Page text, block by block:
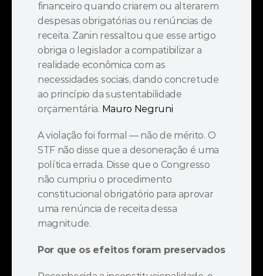
financeiro quando criarem ou alterarem
despesas obrigatórias ou renúncias de
receita. Zanin ressaltou que esse artigo
obriga o legislador a compatibilizar a
realidade econômica com as
necessidades sociais, dando concretude
ao princípio da sustentabilidade
orçamentária. Mauro Negruni
A violação foi formal — não de mérito. O
STF não disse que a desoneração é uma
política errada. Disse que o Congresso
não cumpriu o procedimento
constitucional obrigatório para aprovar
uma renúncia de receita dessa
magnitude.
Por que os efeitos foram preservados